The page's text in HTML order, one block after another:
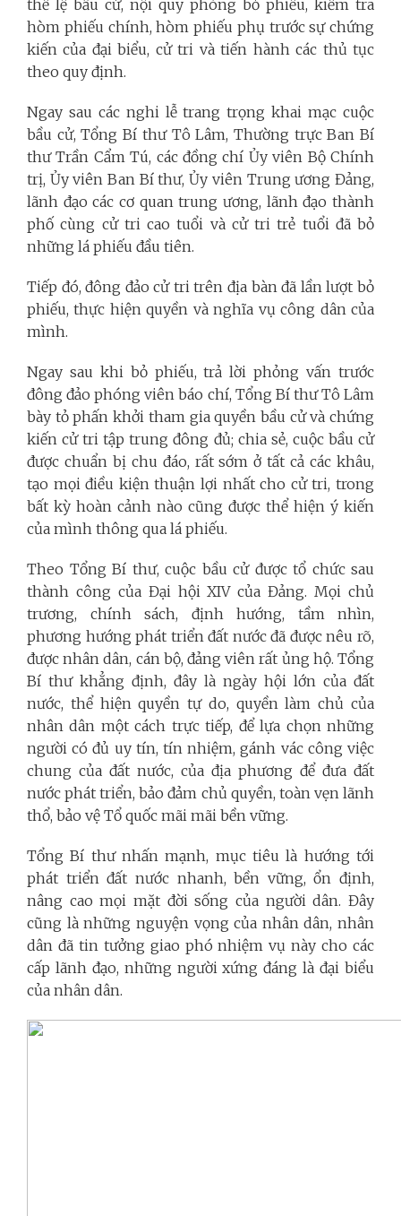
thể lệ bầu cử, nội quy phòng bỏ phiếu, kiểm tra
hòm phiếu chính, hòm phiếu phụ trước sự chứng
kiến của đại biểu, cử tri và tiến hành các thủ tục
theo quy định.
Ngay sau các nghi lễ trang trọng khai mạc cuộc
bầu cử, Tổng Bí thư Tô Lâm, Thường trực Ban Bí
thư Trần Cẩm Tú, các đồng chí Ủy viên Bộ Chính
trị, Ủy viên Ban Bí thư, Ủy viên Trung ương Đảng,
lãnh đạo các cơ quan trung ương, lãnh đạo thành
phố cùng cử tri cao tuổi và cử tri trẻ tuổi đã bỏ
những lá phiếu đầu tiên.
Tiếp đó, đông đảo cử tri trên địa bàn đã lần lượt bỏ
phiếu, thực hiện quyền và nghĩa vụ công dân của
mình.
Ngay sau khi bỏ phiếu, trả lời phỏng vấn trước
đông đảo phóng viên báo chí, Tổng Bí thư Tô Lâm
bày tỏ phấn khởi tham gia quyền bầu cử và chứng
kiến cử tri tập trung đông đủ; chia sẻ, cuộc bầu cử
được chuẩn bị chu đáo, rất sớm ở tất cả các khâu,
tạo mọi điều kiện thuận lợi nhất cho cử tri, trong
bất kỳ hoàn cảnh nào cũng được thể hiện ý kiến
của mình thông qua lá phiếu.
Theo Tổng Bí thư, cuộc bầu cử được tổ chức sau
thành công của Đại hội XIV của Đảng. Mọi chủ
trương, chính sách, định hướng, tầm nhìn,
phương hướng phát triển đất nước đã được nêu rõ,
được nhân dân, cán bộ, đảng viên rất ủng hộ. Tổng
Bí thư khẳng định, đây là ngày hội lớn của đất
nước, thể hiện quyền tự do, quyền làm chủ của
nhân dân một cách trực tiếp, để lựa chọn những
người có đủ uy tín, tín nhiệm, gánh vác công việc
chung của đất nước, của địa phương để đưa đất
nước phát triển, bảo đảm chủ quyền, toàn vẹn lãnh
thổ, bảo vệ Tổ quốc mãi mãi bền vững.
Tổng Bí thư nhấn mạnh, mục tiêu là hướng tới
phát triển đất nước nhanh, bền vững, ổn định,
nâng cao mọi mặt đời sống của người dân. Đây
cũng là những nguyện vọng của nhân dân, nhân
dân đã tin tưởng giao phó nhiệm vụ này cho các
cấp lãnh đạo, những người xứng đáng là đại biểu
của nhân dân.